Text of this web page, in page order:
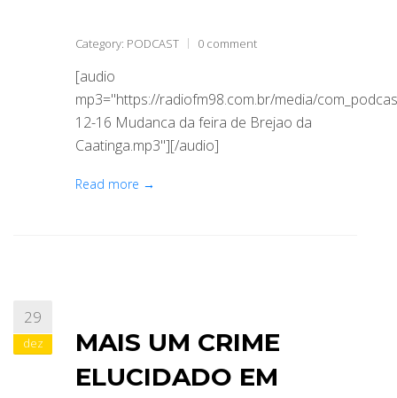
Category: PODCAST 0 comment
[audio
mp3="https://radiofm98.com.br/media/
12-16 Mudanca da feira de Brejao da
Caatinga.mp3"][/audio]
Read more →
29
dez
MAIS UM CRIME
ELUCIDADO EM